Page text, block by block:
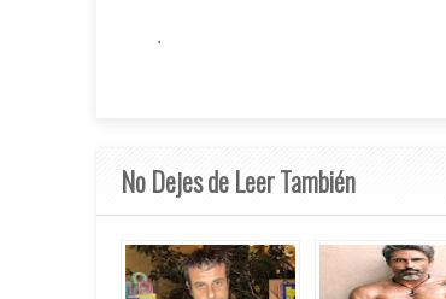
.
No Dejes de Leer También